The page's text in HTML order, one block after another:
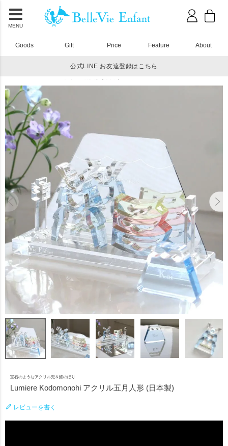
MENU
Goods Gift Price Feature About
公式LINE お友達登録は こちら
アクリル積み木 Lumiere Kodomonohi
宝石のようなアクリル兜＆鯉のぼり
Lumiere Kodomonohi アクリル五月人形 (日本製)
レビューを書く